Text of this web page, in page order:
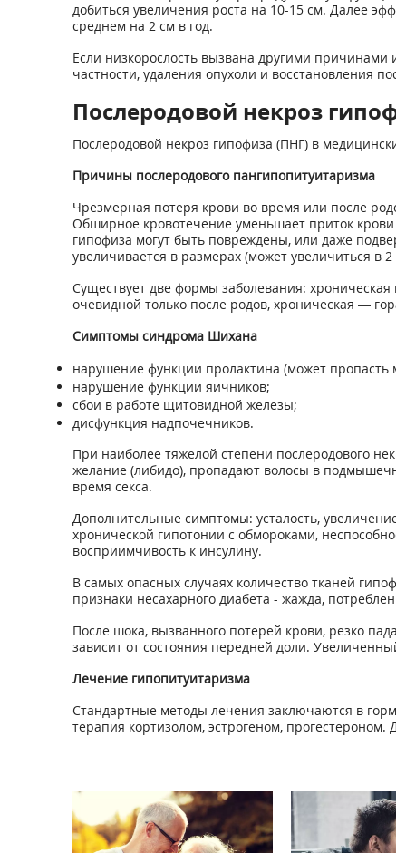
добиться увеличения роста на 10-15 см. Далее
среднем на 2 см в год.
Если низкорослость вызвана другими причинами
частности, удаления опухоли и восстановления
Послеродовой некроз
Послеродовой некроз гипофиза (ПНГ) в
Причины послеродового пангипопитуитаризма
Чрезмерная потеря крови во время или после
Обширное кровотечение уменьшает приток крови
гипофиза могут быть повреждены, или даже
увеличивается в размерах (может увеличиться в
Существует две формы заболевания:
очевидной только после родов, хроническая —
Симптомы синдрома Шихана
нарушение функции пролактина (может пропасть
нарушение функции яичников;
сбои в работе щитовидной железы;
дисфункция надпочечников.
При наиболее тяжелой степени послеродового
желание (либидо), пропадают волосы в
время секса.
Дополнительные симптомы: усталость,
хронической гипотонии с обмороками,
восприимчивость к инсулину.
В самых опасных случаях количество тканей
признаки несахарного диабета - жажда,
После шока, вызванного потерей крови, резко
зависит от состояния передней доли.
Лечение гипопитуитаризма
Стандартные методы лечения заключаются в
терапия кортизолом, эстрогеном,